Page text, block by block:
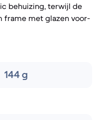
behuizing, terwijl de
frame met glazen voor-
144 g